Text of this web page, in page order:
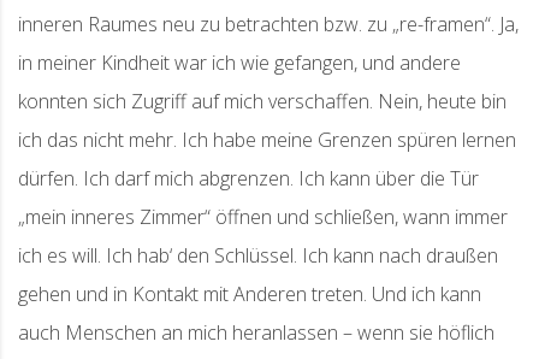
inneren Raumes neu zu betrachten bzw. zu „re-framen“. Ja,
in meiner Kindheit war ich wie gefangen, und andere
konnten sich Zugriff auf mich verschaffen. Nein, heute bin
ich das nicht mehr. Ich habe meine Grenzen spüren lernen
dürfen. Ich darf mich abgrenzen. Ich kann über die Tür
„mein inneres Zimmer“ öffnen und schließen, wann immer
ich es will. Ich hab‘ den Schlüssel. Ich kann nach draußen
gehen und in Kontakt mit Anderen treten. Und ich kann
auch Menschen an mich heranlassen – wenn sie höflich